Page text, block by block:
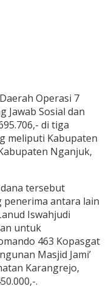
Operasi 7
Jawab Sosial dan
di tiga
meliputi Kabupaten
Nganjuk,
tersebut
penerima antara lain
Iswahjudi
untuk
463 Kopasgat
Masjid Jami’
Karangrejo,
.